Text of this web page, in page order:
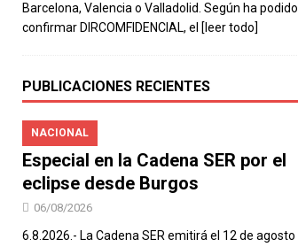
Barcelona, Valencia o Valladolid. Según ha podido
confirmar DIRCOMFIDENCIAL, el [leer todo]
PUBLICACIONES RECIENTES
NACIONAL
Especial en la Cadena SER por el
eclipse desde Burgos
06/08/2026
6.8.2026.- La Cadena SER emitirá el 12 de agosto